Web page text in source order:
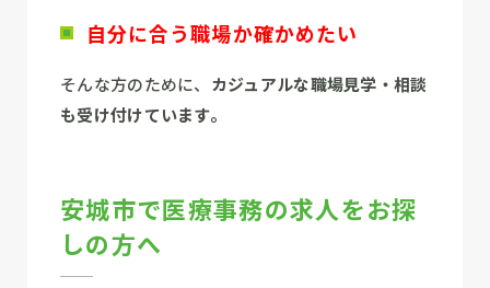
自分に合う職場か確かめたい
そんな方のために、 カジュアルな職場見学・相談
も受け付けています。
安城市で医療事務の求人をお探
しの方へ